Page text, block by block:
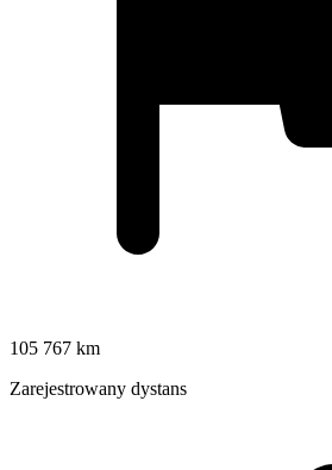
105 767 km
Zarejestrowany dystans